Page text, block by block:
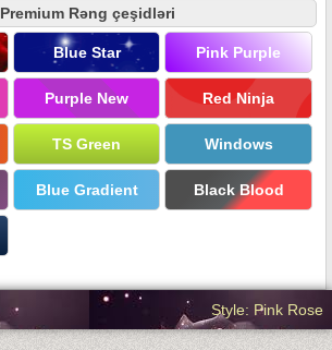
Premium Rəng çeşidləri
Blue Star Pink Purple
Purple New Red Ninja
TS Green Windows
Blue Gradient Black Blood
Style: Pink Rose